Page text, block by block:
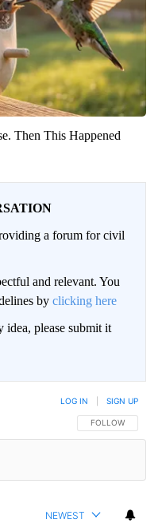
Then This Happened
a forum for civil
and relevant. You
by clicking here
please submit it
FOLLOW THIS
FOLLOW
LOG IN SIGN UP
NEWEST